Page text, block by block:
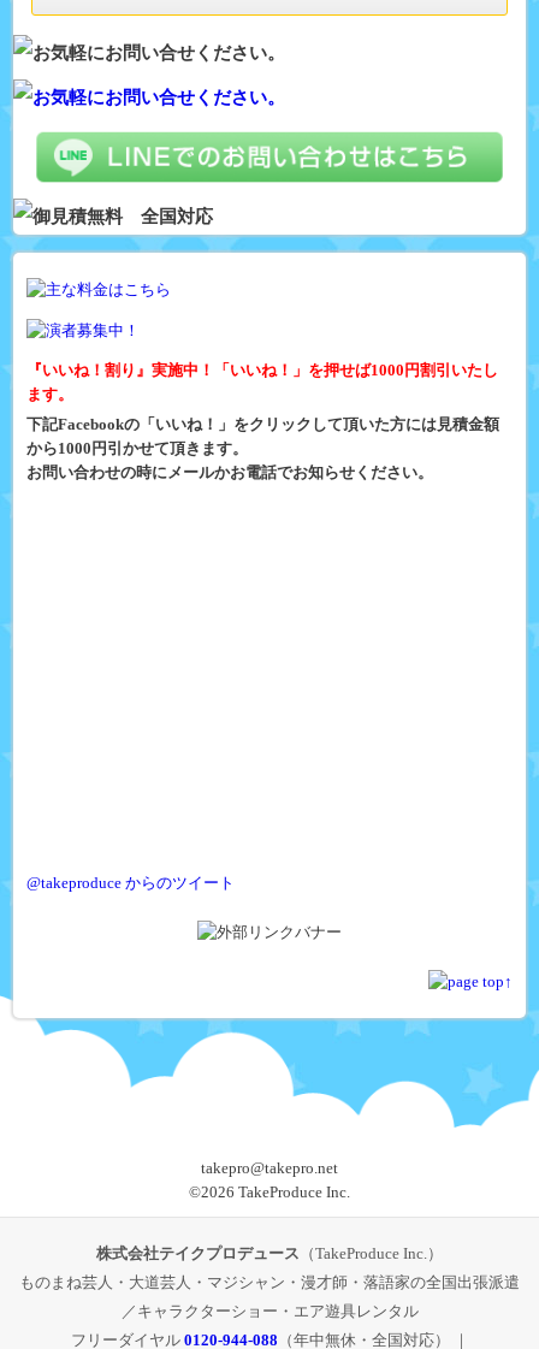
『いいね！割り』実施中！「いいね！」を押せば1000円割引いたし
ます。
下記Facebookの「いいね！」をクリックして頂いた方には見積金額
から1000円引かせて頂きます。
お問い合わせの時にメールかお電話でお知らせください。
@takeproduce からのツイート
takepro@takepro.net
©2026 TakeProduce Inc.
株式会社テイクプロデュース （TakeProduce Inc.）
ものまね芸人・大道芸人・マジシャン・漫才師・落語家の全国出張派遣
／キャラクターショー・エア遊具レンタル
フリーダイヤル 0120-944-088 （年中無休・全国対応） ｜